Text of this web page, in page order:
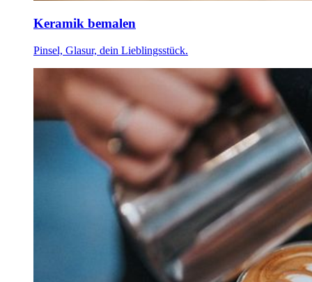
Keramik bemalen
Pinsel, Glasur, dein Lieblingsstück.